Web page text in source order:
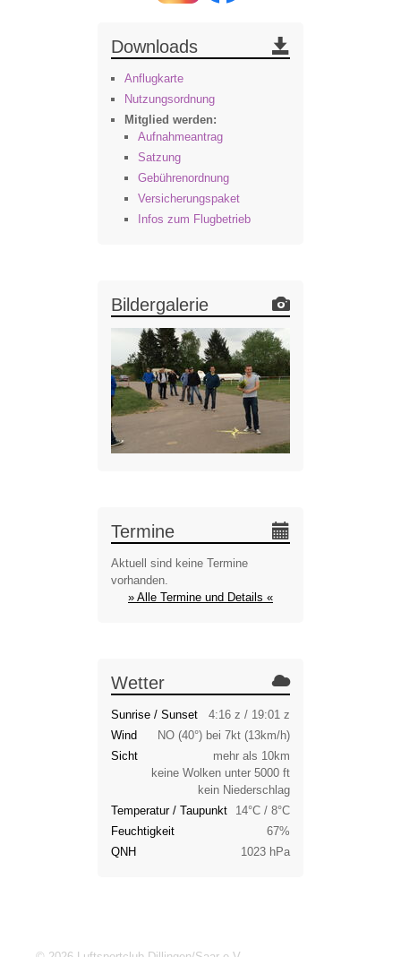
Downloads
Anflugkarte
Nutzungsordnung
Mitglied werden:
Aufnahmeantrag
Satzung
Gebührenordnung
Versicherungspaket
Infos zum Flugbetrieb
Bildergalerie
Termine
Aktuell sind keine Termine
vorhanden.
» Alle Termine und Details «
Wetter
Sunrise / Sunset
4:16 z / 19:01 z
Wind
NO (40°) bei 7kt (13km/h)
Sicht
mehr als 10km
keine Wolken unter 5000 ft
kein Niederschlag
Temperatur / Taupunkt
14°C / 8°C
Feuchtigkeit
67%
QNH
1023 hPa